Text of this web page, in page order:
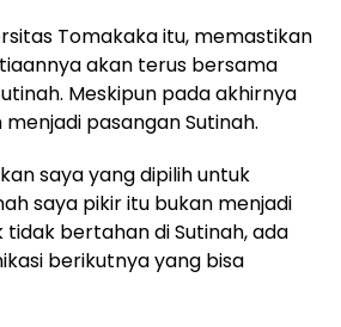
Tomakaka itu, memastikan
akan terus bersama
Meskipun pada akhirnya
pasangan Sutinah.
saya yang dipilih untuk
saya pikir itu bukan menjadi
bertahan di Sutinah, ada
berikutnya yang bisa